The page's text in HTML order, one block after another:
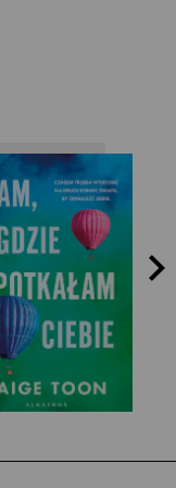
Paige Toon